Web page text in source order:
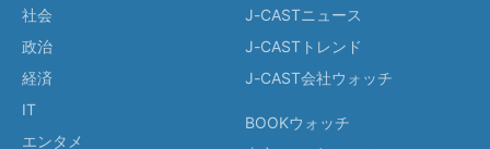
社会
政治
経済
IT
エンタメ
J-CASTニュース
J-CASTトレンド
J-CAST会社ウォッチ
BOOKウォッチ